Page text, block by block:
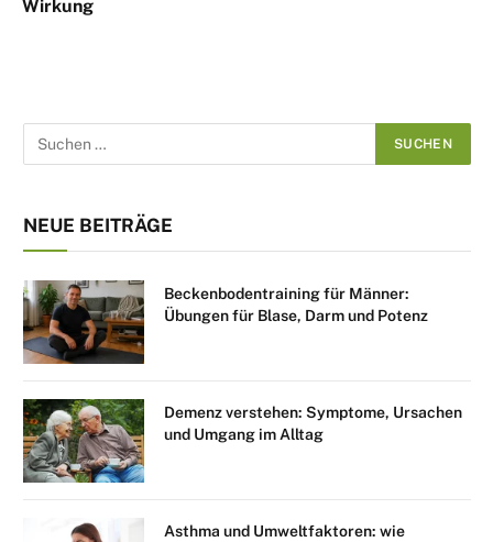
Wirkung
NEUE BEITRÄGE
Beckenbodentraining für Männer:
Übungen für Blase, Darm und Potenz
Demenz verstehen: Symptome, Ursachen
und Umgang im Alltag
Asthma und Umweltfaktoren: wie